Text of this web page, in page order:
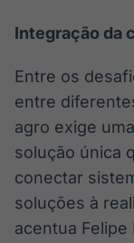
Integração da
Entre os
entre
agro exige
solução única
conectar
soluções à
acentua